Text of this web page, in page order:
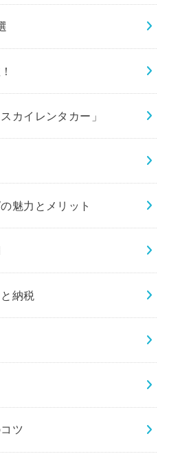
カイレンタカー」
魅力とメリット
納税
ツ